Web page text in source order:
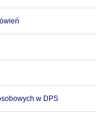
w DPS